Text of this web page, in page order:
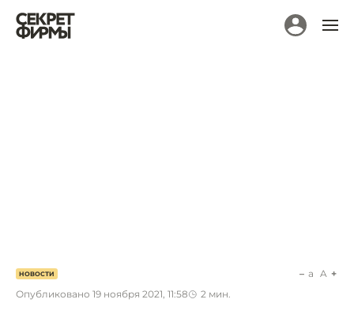
НОВОСТИ
Опубликовано 19 ноября 2021, 11:58 2 мин.
a A